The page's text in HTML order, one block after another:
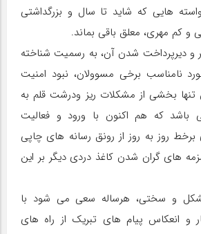
هایی که شاید تا سال و بزرگداشتی
و کم مهری، معلق باقی بماند.
و دیرپرداخت شدن آن، به رسمیت شناخته
نامناسب برخی مسوولان، نبود امنیت
بخشی از مشکلات ریز ودرشت قلم به
باشد که هم اکنون با ورود و فعالیت
روز به روز از رونق رسانه های چاپی
های گران شدن کاغذ دردی دیگر بر این
و سختی، هرساله سعی می شود با
و انعکاس پیام های تبریک از راه های